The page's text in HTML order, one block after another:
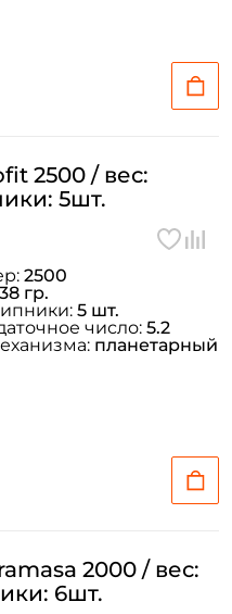
2500 / вес:
5шт.
2500
гр.
5 шт.
число: 5.2
планетарный
2000 / вес:
6шт.
на обработку
аккаунт